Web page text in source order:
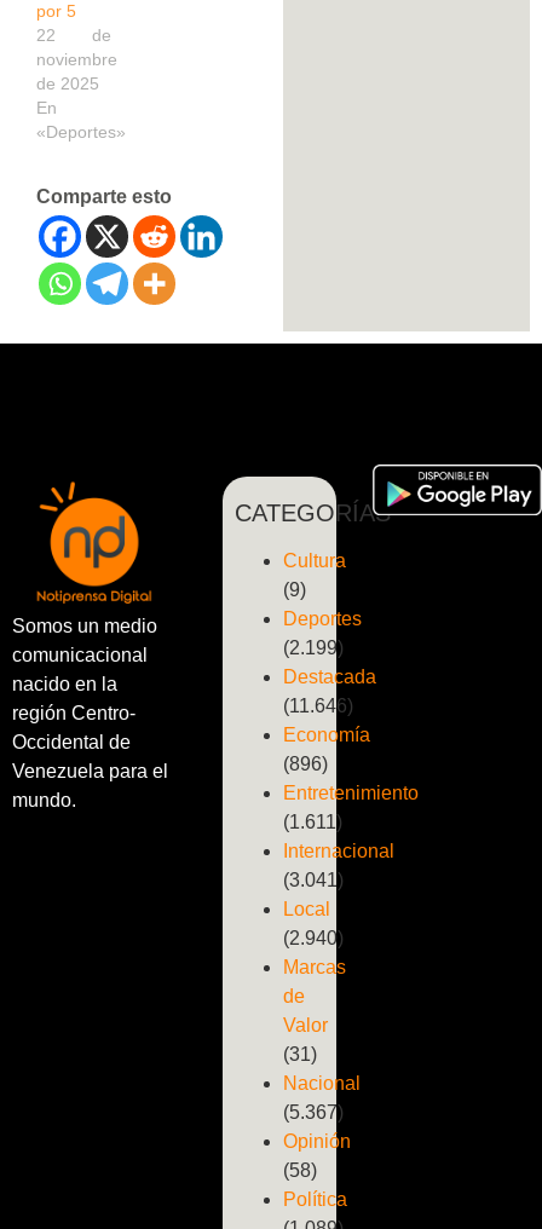
por 5
22 de
noviembre
de 2025
En
«Deportes»
Comparte esto
Somos un medio
comunicacional
nacido en la
región Centro-
Occidental de
Venezuela para el
mundo.
CATEGORÍAS
Cultura
(9)
Deportes
(2.199)
Destacada
(11.646)
Economía
(896)
Entretenimiento
(1.611)
Internacional
(3.041)
Local
(2.940)
Marcas
de
Valor
(31)
Nacional
(5.367)
Opinión
(58)
Política